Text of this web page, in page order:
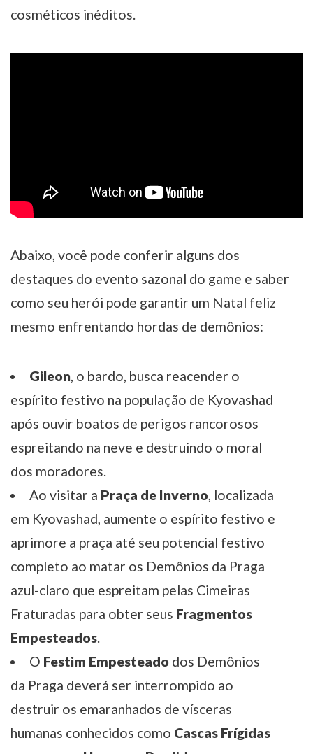
cosméticos inéditos.
Abaixo, você pode conferir alguns dos
destaques do evento sazonal do game e saber
como seu herói pode garantir um Natal feliz
mesmo enfrentando hordas de demônios:
Gileon, o bardo, busca reacender o
espírito festivo na população de Kyovashad
após ouvir boatos de perigos rancorosos
espreitando na neve e destruindo o moral
dos moradores.
Ao visitar a Praça de Inverno, localizada
em Kyovashad, aumente o espírito festivo e
aprimore a praça até seu potencial festivo
completo ao matar os Demônios da Praga
azul-claro que espreitam pelas Cimeiras
Fraturadas para obter seus Fragmentos
Empesteados.
O Festim Empesteado dos Demônios
da Praga deverá ser interrompido ao
destruir os emaranhados de vísceras
humanas conhecidos como Cascas Frígidas